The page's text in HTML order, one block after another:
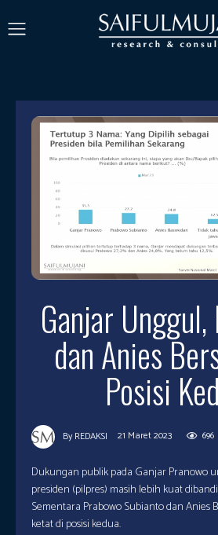
Ganjar
dan Anies
Posisi
By REDAKSI 21 Maret 2023 696
Dukungan publik pada Ganjar Pranowo
presiden (pilpres) masih lebih kuat
Sementara Prabowo Subianto dan Anies
ketat di posisi kedua.